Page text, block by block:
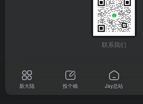
联系我们
新大陆 投个稿 Jay总站